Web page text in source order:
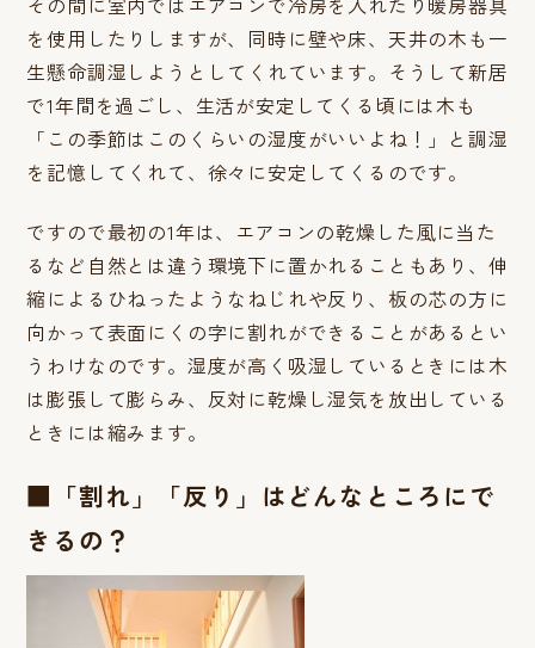
を使用したりしますが、同時に壁や床、天井の木も一
生懸命調湿しようとしてくれています。そうして新居
で1年間を過ごし、生活が安定してくる頃には木も
「この季節はこのくらいの湿度がいいよね！」と調湿
を記憶してくれて、徐々に安定してくるのです。
ですので最初の1年は、エアコンの乾燥した風に当た
るなど自然とは違う環境下に置かれることもあり、伸
縮によるひねったようなねじれや反り、板の芯の方に
向かって表面にくの字に割れができることがあるとい
うわけなのです。湿度が高く吸湿しているときには木
は膨張して膨らみ、反対に乾燥し湿気を放出している
ときには縮みます。
■「割れ」「反り」はどんなところにで
きるの？